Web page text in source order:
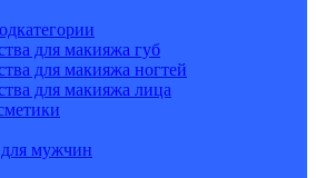
для макияжа губ
для макияжа ногтей
для макияжа лица
мужчин